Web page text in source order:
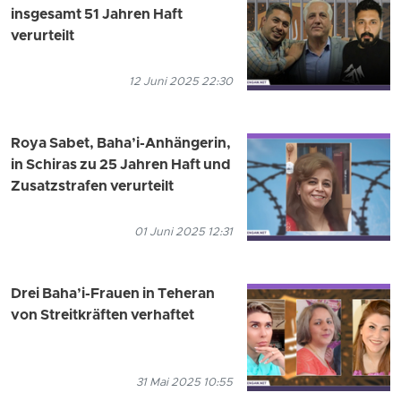
insgesamt 51 Jahren Haft
verurteilt
12 Juni 2025 22:30
Roya Sabet, Baha’i-Anhängerin,
in Schiras zu 25 Jahren Haft und
Zusatzstrafen verurteilt
01 Juni 2025 12:31
Drei Baha’i-Frauen in Teheran
von Streitkräften verhaftet
31 Mai 2025 10:55